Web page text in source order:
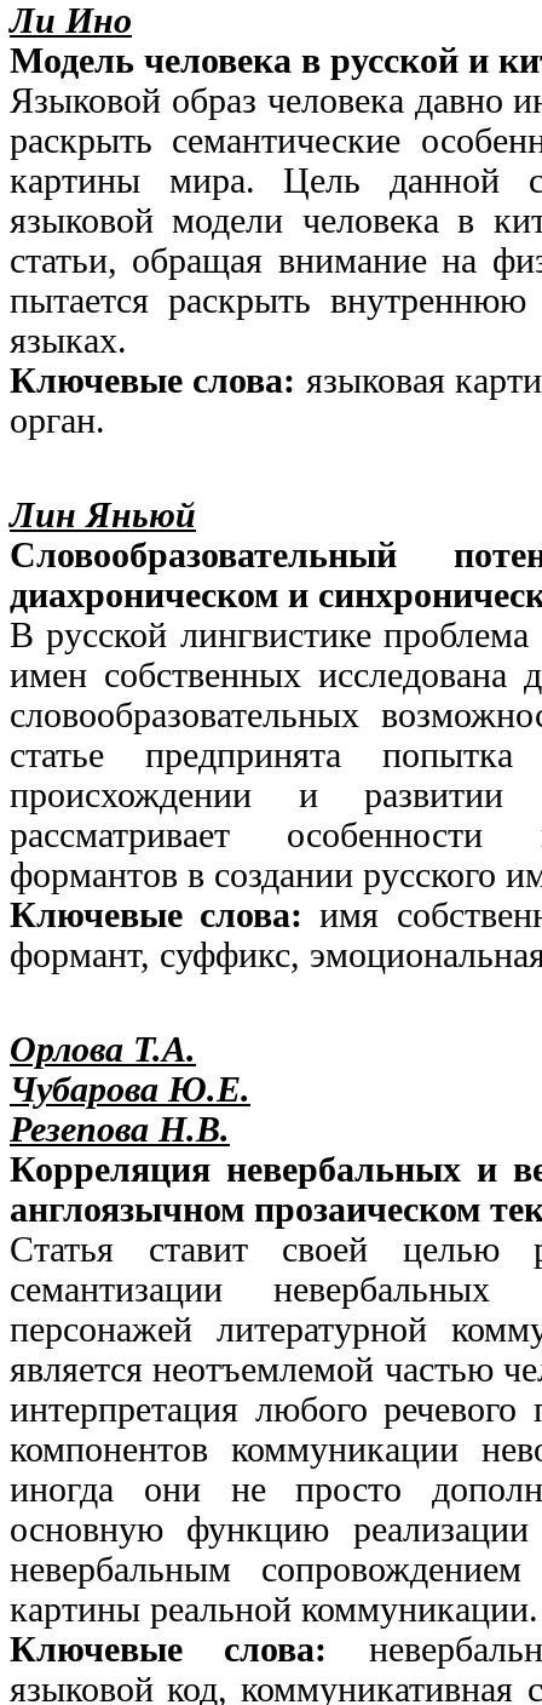
Ли Ино
Модель человека в русской и
Языковой образ человека давно
раскрыть семантические
картины мира. Цель данной
языковой модели человека в
статьи, обращая внимание на
пытается раскрыть
языках.
Ключевые слова: языковая
орган.
Лин Яньюй
Словообразовательный
диахроническом и
В русской лингвистике
имен собственных исследована
словообразовательных
статье предпринята
происхождении и развитии
рассматривает особенности
формантов в создании русского
Ключевые слова:имя
формант, суффикс,
Орлова Т.А.
Чубарова Ю.Е.
Резепова Н.В.
Корреляция невербальных и
англоязычном прозаическом
Статья ставит своей целью
семантизации
персонажей литературной
является неотъемлемой частью
интерпретация любого
компонентов коммуникации
иногда они не просто
основную функцию
невербальным
картины реальной коммуникации.
Ключевые слова:
языковой код, коммуникативная